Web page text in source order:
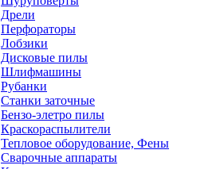
Дрели
Перфораторы
Лобзики
Дисковые пилы
Шлифмашины
Рубанки
Станки заточные
Бензо-элетро пилы
Краскораспылители
Тепловое оборудование, Фены
Сварочные аппараты